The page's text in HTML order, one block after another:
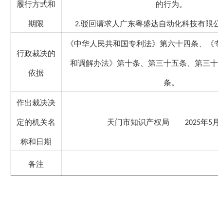
履行方式和
期限
的行为。
2.驳回请求人 广东粤盛达自动化科技有限
行政裁决的
依据
《中华人民共和国专利法》第六十四条、《
和调解办法》 第十条、第三十五条、 第三十
条。
作出裁决决
定的机关名
称和日期
天门市知识产权局 2025年5
备注